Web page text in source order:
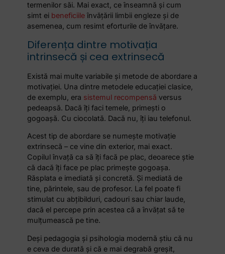
termenilor săi. Mai exact, ce înseamnă și cum
simt ei beneficiile învățării limbii engleze și de
asemenea, cum resimt eforturile de învățare.
Diferența dintre motivația
intrinsecă și cea extrinsecă
Există mai multe variabile și metode de abordare a
motivației. Una dintre metodele educației clasice,
de exemplu, era sistemul recompensă versus
pedeapsă. Dacă îți faci temele, primești o
gogoașă. Cu ciocolată. Dacă nu, îți iau telefonul.
Acest tip de abordare se numește motivație
extrinsecă – ce vine din exterior, mai exact.
Copilul învață ca să îți facă pe plac, deoarece știe
că dacă îți face pe plac primește gogoașa.
Răsplata e imediată și concretă. Și mediată de
tine, părintele, sau de profesor. La fel poate fi
stimulat cu abțibilduri, cadouri sau chiar laude,
dacă el percepe prin acestea că a învățat să te
mulțumească pe tine.
Deși pedagogia și psihologia modernă știu că nu
e ceva de durată și că e mai degrabă greșit,